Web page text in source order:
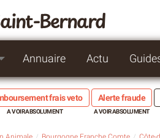
Bernard
Annuaire Actu
frais veto Alerte fraude